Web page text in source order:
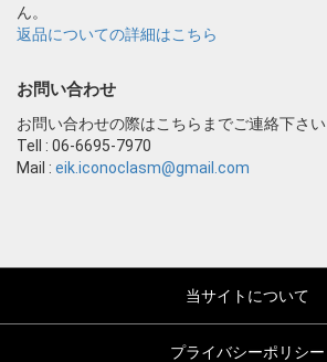
ん。
返品についての詳細はこちら
お問い合わせ
お問い合わせの際はこちらまでご連絡下さい
Tell : 06-6695-7970
Mail : eik.iconoclasm@gmail.com
当サイトについて
プライバシーポリシー